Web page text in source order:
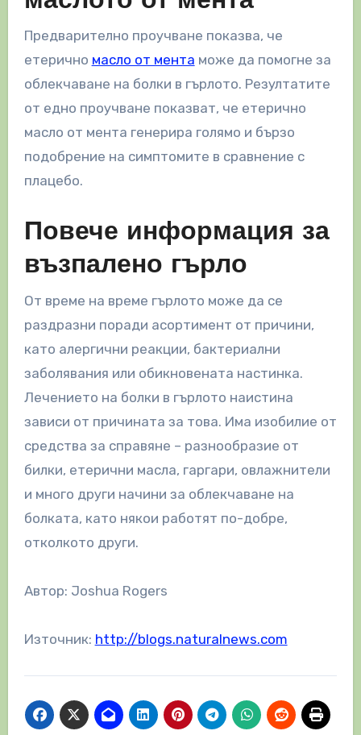
Предварително проучване показва, че
етерично масло от мента може да помогне за
облекчаване на болки в гърлото. Резултатите
от едно проучване показват, че етерично
масло от мента генерира голямо и бързо
подобрение на симптомите в сравнение с
плацебо.
Повече информация за
възпалено гърло
От време на време гърлото може да се
раздразни поради асортимент от причини,
като алергични реакции, бактериални
заболявания или обикновената настинка.
Лечението на болки в гърлото наистина
зависи от причината за това. Има изобилие от
средства за справяне – разнообразие от
билки, етерични масла, гаргари, овлажнители
и много други начини за облекчаване на
болката, като някои работят по-добре,
отколкото други.
Автор: Joshua Rogers
Източник: http://blogs.naturalnews.com